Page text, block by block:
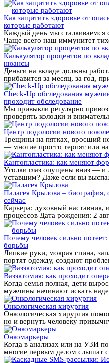
Как защитить здоровье от
которые работают
Каждый день мы сталкиваемся
Чаще всего наш иммунитет
Калькулятор процентов по
нюансы
Деньги на вкладе должны
прибавится за месяц, за год,
Check-Up обследования
проходит обследование
Мы привыкли регулярно
проверять колодки и
Центр подологии нового
Трещины на пятках, вросший
— многие просто терпят или
Кантопластика: как меняют
Уголки глаз опущены вниз — и
уставшим? Даже если вы
Палагея Крылова – биография,
сейчас
Карьера: духовный наставник,
процессов Дата рождения: 2
Почему человек сильно
борьбы
Липкие руки, мокрая спина,
портят одежду, создают
Вазэктомия: как проходит
Когда семья полная, дети
мужчины начинают искать
Онкологическая хирургия
Онкологическая хирургия
но и вернуть человеку
Онкомаркеры
Когда в анализах или на УЗИ
многие первым делом слышат